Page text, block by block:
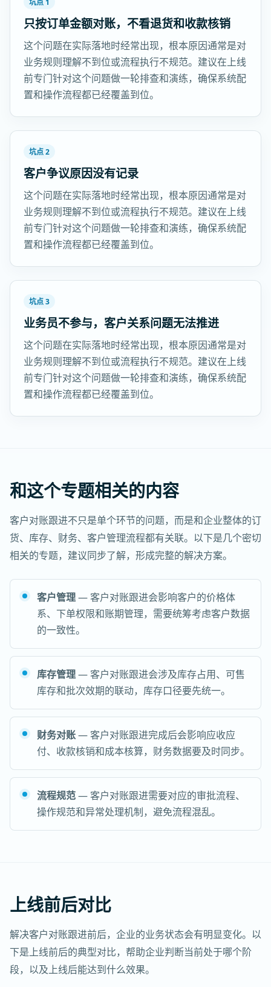
坑点 1
只按订单金额对账，不看退货和收款核销
这个问题在实际落地时经常出现，根本原因通常是对
业务规则理解不到位或流程执行不规范。建议在上线
前专门针对这个问题做一轮排查和演练，确保系统配
置和操作流程都已经覆盖到位。
坑点 2
客户争议原因没有记录
这个问题在实际落地时经常出现，根本原因通常是对
业务规则理解不到位或流程执行不规范。建议在上线
前专门针对这个问题做一轮排查和演练，确保系统配
置和操作流程都已经覆盖到位。
坑点 3
业务员不参与，客户关系问题无法推进
这个问题在实际落地时经常出现，根本原因通常是对
业务规则理解不到位或流程执行不规范。建议在上线
前专门针对这个问题做一轮排查和演练，确保系统配
置和操作流程都已经覆盖到位。
和这个专题相关的内容
客户对账跟进不只是单个环节的问题，而是和企业整体的订
货、库存、财务、客户管理流程都有关联。以下是几个密切
相关的专题，建议同步了解，形成完整的解决方案。
客户管理— 客户对账跟进会影响客户的价格体
系、下单权限和账期管理，需要统筹考虑客户数据
的一致性。
库存管理— 客户对账跟进会涉及库存占用、可售
库存和批次效期的联动，库存口径要先统一。
财务对账— 客户对账跟进完成后会影响应收应
付、收款核销和成本核算，财务数据要及时同步。
流程规范— 客户对账跟进需要对应的审批流程、
操作规范和异常处理机制，避免流程混乱。
上线前后对比
解决客户对账跟进前后，企业的业务状态会有明显变化。以
下是上线前后的典型对比，帮助企业判断当前处于哪个阶
段，以及上线后能达到什么效果。